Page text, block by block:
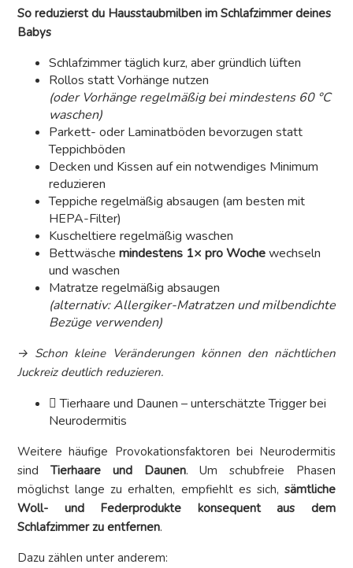
So reduzierst du Hausstaubmilben im Schlafzimmer deines
Babys
Schlafzimmer täglich kurz, aber gründlich lüften
Rollos statt Vorhänge nutzen
(oder Vorhänge regelmäßig bei mindestens 60 °C
waschen)
Parkett- oder Laminatböden bevorzugen statt
Teppichböden
Decken und Kissen auf ein notwendiges Minimum
reduzieren
Teppiche regelmäßig absaugen (am besten mit
HEPA-Filter)
Kuscheltiere regelmäßig waschen
Bettwäsche mindestens 1× pro Wochewechseln
und waschen
Matratze regelmäßig absaugen
(alternativ: Allergiker-Matratzen und milbendichte
Bezüge verwenden)
→ Schon kleine Veränderungen können den nächtlichen
Juckreiz deutlich reduzieren.
Tierhaare und Daunen – unterschätzte Trigger bei
Neurodermitis
Weitere häufige Provokationsfaktoren bei Neurodermitis
sind Tierhaare und Daunen. Um schubfreie Phasen
möglichst lange zu erhalten, empfiehlt es sich, sämtliche
Woll- und Federprodukte konsequent aus dem
Schlafzimmer zu entfernen.
Dazu zählen unter anderem: